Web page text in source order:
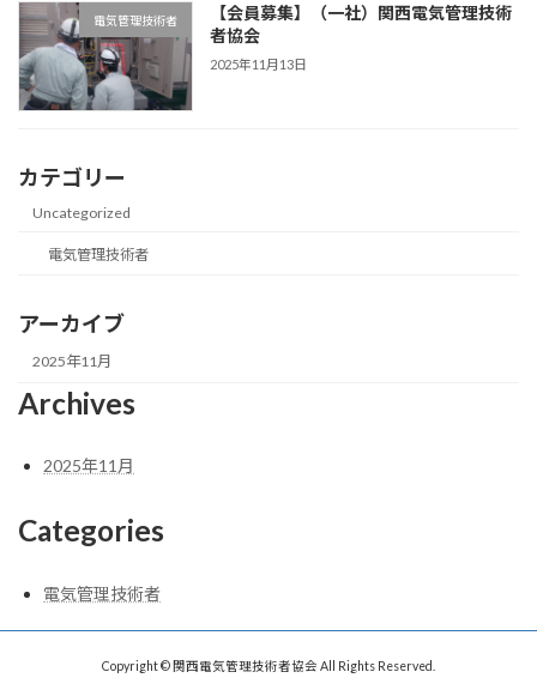
電気管理技術者
【会員募集】（一社）関西電気管理技術
者協会
2025年11月13日
カテゴリー
Uncategorized
電気管理技術者
アーカイブ
2025年11月
Archives
2025年11月
Categories
電気管理技術者
Copyright © 関西電気管理技術者協会 All Rights Reserved.